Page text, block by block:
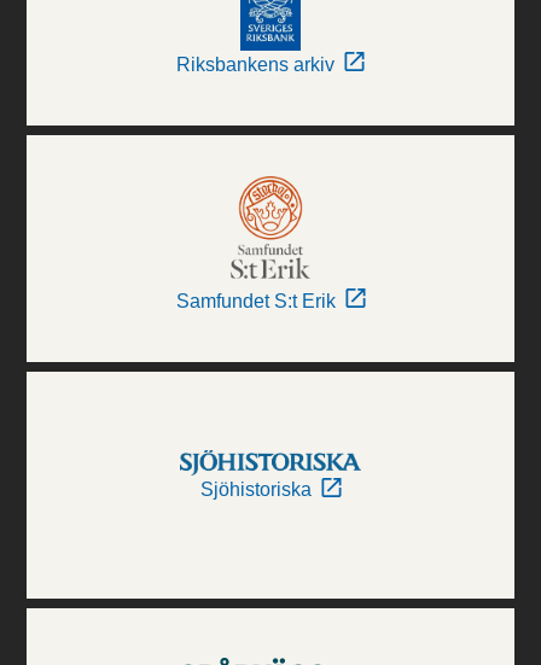
Riksbankens arkiv
Samfundet S:t Erik
Sjöhistoriska